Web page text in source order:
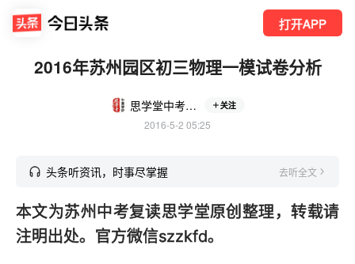
打开APP
2016年苏州园区初三物理一模试卷分析
思学堂中考复读 关注
2016-5-2 05:25
头条听资讯，时事尽掌握 去听全文
本文为苏州中考复读思学堂原创整理，转载请
注明出处。官方微信szzkfd。